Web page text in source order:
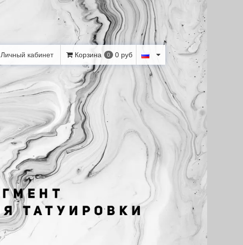
Личный кабинет Корзина 0 0 руб